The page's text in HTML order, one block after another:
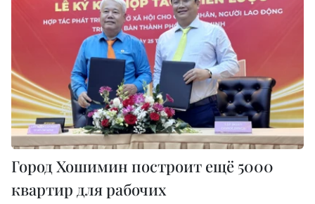
Город Хошимин построит ещё 5000
квартир для рабочих